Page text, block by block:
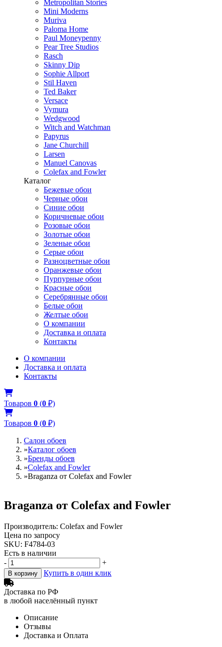
Metropolitan Stories
Mini Moderns
Muriva
Paloma Home
Paul Moneypenny
Pear Tree Studios
Rasch
Skinny Dip
Sophie Allport
Stil Haven
Ted Baker
Versace
Vymura
Wedgwood
Witch and Watchman
Papyrus
Jane Churchill
Larsen
Manuel Canovas
Colefax and Fowler
Каталог
Бежевые обои
Черные обои
Синие обои
Коричневые обои
Розовые обои
Золотые обои
Зеленые обои
Серые обои
Разноцветные обои
Оранжевые обои
Пурпурные обои
Красные обои
Серебрянные обои
Белые обои
Желтые обои
О компании
Доставка и оплата
Контакты
О компании
Доставка и оплата
Контакты
Товаров 0 (0 ₽)
Товаров 0 (0 ₽)
Салон обоев
»Каталог обоев
»Бренды обоев
»Colefax and Fowler
»Braganza от Colefax and Fowler
Braganza от Colefax and Fowler
Производитель: Colefax and Fowler
Цена по запросу
SKU: F4784-03
Есть в наличии
-
+
В корзину Купить в один клик
Доставка по РФ
в любой населённый пункт
Описание
Отзывы
Доставка и Оплата